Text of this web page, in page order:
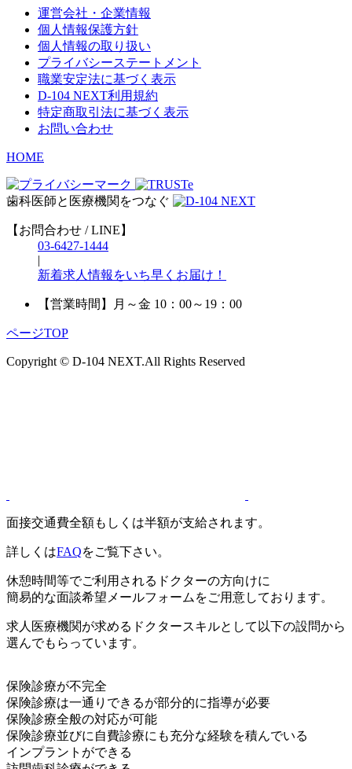
運営会社・企業情報
個人情報保護方針
個人情報の取り扱い
プライバシーステートメント
職業安定法に基づく表示
D-104 NEXT利用規約
特定商取引法に基づく表示
お問い合わせ
HOME
歯科医師と医療機関をつなぐ
【お問合わせ / LINE】
03-6427-1444
|
新着求人情報をいち早くお届け！
【営業時間】 月～金 10：00～19：00
ページTOP
Copyright © D-104 NEXT.All Rights Reserved
面接交通費全額もしくは半額が支給されます。
詳しくはFAQをご覧下さい。
休憩時間等でご利用されるドクターの方向けに
簡易的な面談希望メールフォームをご用意しております。
求人医療機関が求めるドクタースキルとして以下の設問から
選んでもらっています。
保険診療が不完全
保険診療は一通りできるが部分的に指導が必要
保険診療全般の対応が可能
保険診療並びに自費診療にも充分な経験を積んでいる
インプラントができる